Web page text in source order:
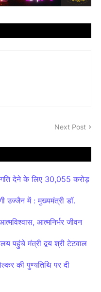
Next Post
देने के लिए 30,055 करोड़
उज्जैन में : मुख्यमंत्री डॉ.
आत्मनिर्भर जीवन
पहुंचे मंत्री द्वय श्री टेटवाल
की पुण्यतिथि पर दी